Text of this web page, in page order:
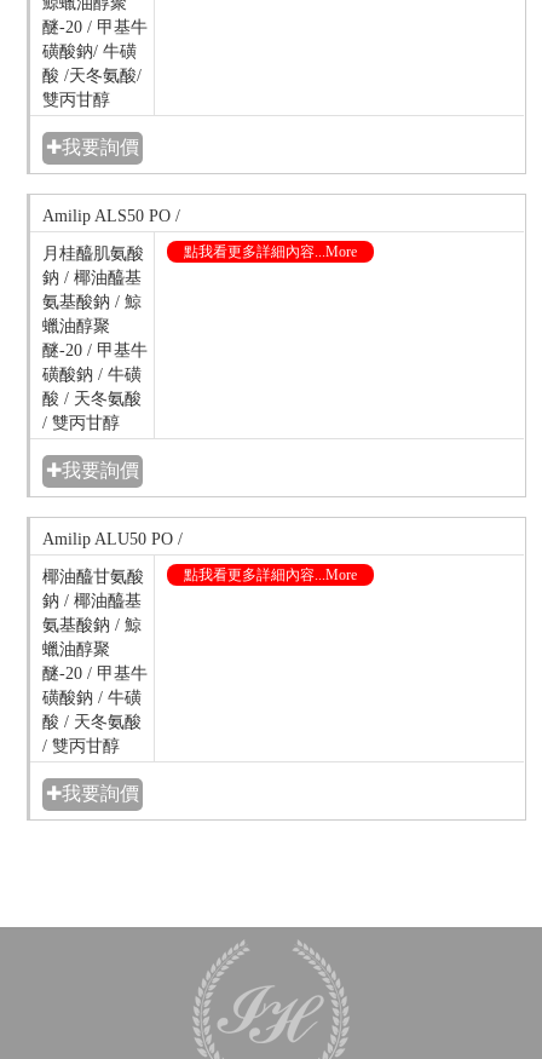
醚-20 / 甲基牛
磺酸鈉/ 牛磺
酸 /天冬氨酸/
雙丙甘醇
✚我要詢價
Amilip ALS50 PO /
月桂醯肌氨酸
鈉 / 椰油醯基
氨基酸鈉 / 鯨
蠟油醇聚
醚-20 / 甲基牛
磺酸鈉 / 牛磺
酸 / 天冬氨酸
/ 雙丙甘醇
點我看更多詳細內容...More
✚我要詢價
Amilip ALU50 PO /
椰油醯甘氨酸
鈉 / 椰油醯基
氨基酸鈉 / 鯨
蠟油醇聚
醚-20 / 甲基牛
磺酸鈉 / 牛磺
酸 / 天冬氨酸
/ 雙丙甘醇
點我看更多詳細內容...More
✚我要詢價